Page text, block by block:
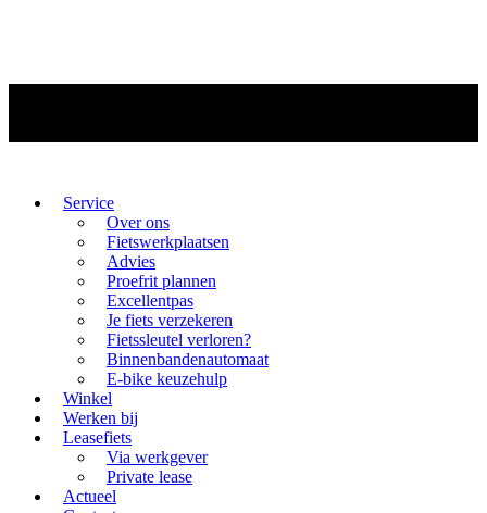
Service
Over ons
Fietswerkplaatsen
Advies
Proefrit plannen
Excellentpas
Je fiets verzekeren
Fietssleutel verloren?
Binnenbandenautomaat
E-bike keuzehulp
Winkel
Werken bij
Leasefiets
Via werkgever
Private lease
Actueel